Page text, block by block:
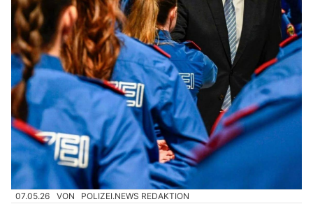
07.05.26 VON POLIZEI.NEWS REDAKTION